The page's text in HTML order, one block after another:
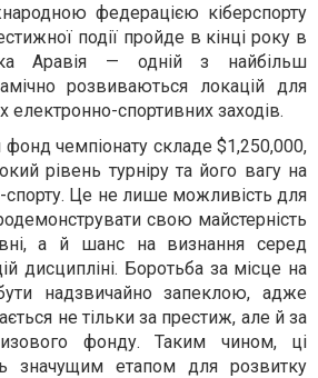
федерацією кіберспорту
події пройде в кінці року в
Аравія — одній з найбільш
розвиваються локацій для
електронно-спортивних заходів.
чемпіонату складе $1,250,000,
рівень турніру та його вагу на
спорту. Це не лише можливість для
свою майстерність
а й шанс на визнання серед
дисципліні. Боротьба за місце на
надзвичайно запеклою, адже
не тільки за престиж, але й за
фонду. Таким чином, ці
значущим етапом для розвитку